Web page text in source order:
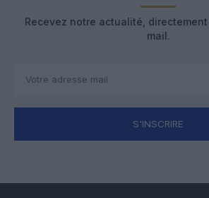
Recevez notre actualité,
mail.
S'INSCRIRE